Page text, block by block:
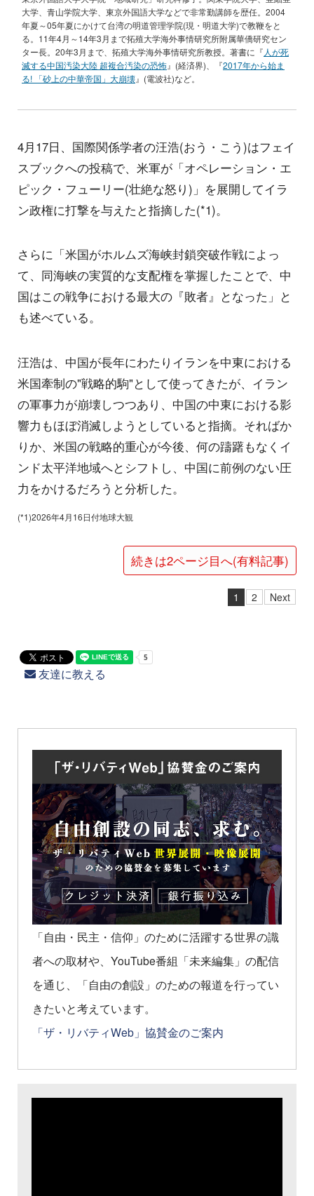
大学、青山学院大学、東京外国語大学などで非常勤講師を歴任。2004
年夏～05年夏にかけて台湾の明道管理学院(現・明道大学)で教鞭をと
る。11年4月～14年3月まで拓殖大学海外事情研究所附属華僑研究セン
ター長。20年3月まで、拓殖大学海外事情研究所教授。著書に『 人が死
滅する中国汚染大陸 超複合汚染の恐怖』(経済界)、『2017年から始ま
る! 「砂上の中華帝国」大崩壊』(電波社)など。
4月17日、国際関係学者の汪浩(おう・こう)はフェイ
スブックへの投稿で、米軍が「オペレーション・エ
ピック・フューリー(壮絶な怒り)」を展開してイラ
ン政権に打撃を与えたと指摘した(*1)。
さらに「米国がホルムズ海峡封鎖突破作戦によっ
て、同海峡の実質的な支配権を掌握したことで、中
国はこの戦争における最大の『敗者』となった」と
も述べている。
汪浩は、中国が長年にわたりイランを中東における
米国牽制の"戦略的駒"として使ってきたが、イラン
の軍事力が崩壊しつつあり、中国の中東における影
響力もほぼ消滅しようとしていると指摘。そればか
りか、米国の戦略的重心が今後、何の躊躇もなくイ
ンド太平洋地域へとシフトし、中国に前例のない圧
力をかけるだろうと分析した。
(*1)2026年4月16日付地球大観
続きは2ページ目へ(有料記事)
1 2 Next
友達に教える
「自由・民主・信仰」のために活躍する世界の識
者への取材や、YouTube番組「未来編集」の配信
を通じ、「自由の創設」のための報道を行ってい
きたいと考えています。
「ザ・リバティWeb」協賛金のご案内